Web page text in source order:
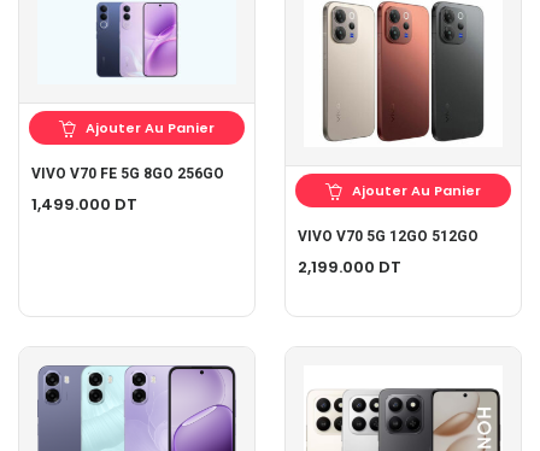
Ajouter Au Panier
VIVO V70 FE 5G 8GO 256GO
1,499.000 DT
Ajouter Au Panier
VIVO V70 5G 12GO 512GO
2,199.000 DT